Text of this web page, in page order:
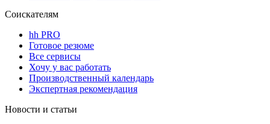
Соискателям
hh PRO
Готовое резюме
Все сервисы
Хочу у вас работать
Производственный календарь
Экспертная рекомендация
Новости и статьи